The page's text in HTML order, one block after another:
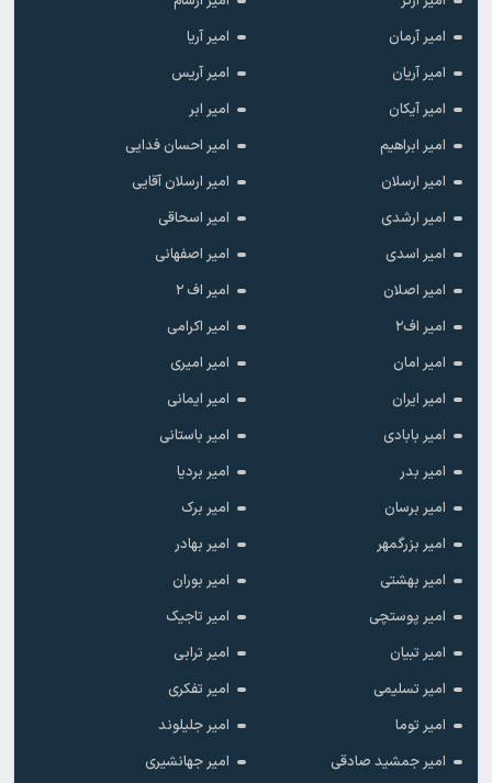
امیر آرمان
امیر آریا
امیر آریان
امیر آریس
امیر آیکان
امیر ابر
امیر ابراهیم
امیر احسان فدایی
امیر ارسلان
امیر ارسلان آقایی
امیر ارشدی
امیر اسحاقی
امیر اسدی
امیر اصفهانی
امیر اصلان
امیر اف ۲
امیر اف۲
امیر اکرامی
امیر امان
امیر امیری
امیر ایران
امیر ایمانی
امیر بابادی
امیر باستانی
امیر بدر
امیر بردیا
امیر برسان
امیر برک
امیر بزرگمهر
امیر بهادر
امیر بهشتی
امیر بوران
امیر پوستچی
امیر تاجیک
امیر تبیان
امیر ترابی
امیر تسلیمی
امیر تفکری
امیر توما
امیر جلیلوند
امیر جمشید صادقی
امیر جهانشیری